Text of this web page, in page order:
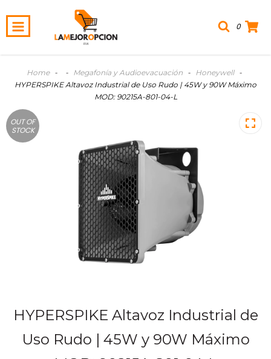
0
Home - - Megafonía y Audioevacuación - Honeywell
-
HYPERSPIKE Altavoz Industrial de Uso Rudo | 45W y 90W Máximo
MOD: 90215A-801-04-L
OUT OF
STOCK
HYPERSPIKE Altavoz Industrial de
Uso Rudo | 45W y 90W Máximo